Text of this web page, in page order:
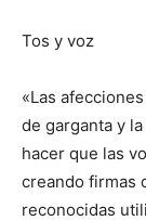
Tos y voz
«Las
de garganta y
hacer que las
creando firmas
reconocidas